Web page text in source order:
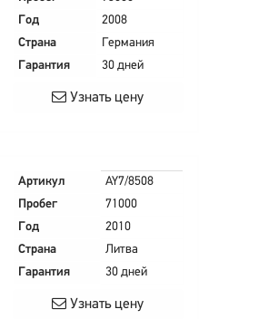
Год
2008
Страна
Германия
Гарантия
30 дней
Узнать цену
Артикул
AY7/8508
Пробег
71000
Год
2010
Страна
Литва
Гарантия
30 дней
Узнать цену